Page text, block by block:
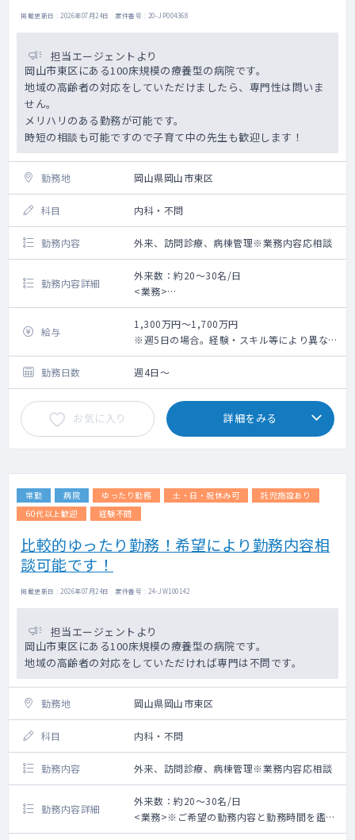
掲載更新日 : 2026年07月24日 案件番号 : 20-JP004368
担当エージェントより
岡山市東区にある100床規模の療養型の病院です。
地域の高齢者の対応をしていただけましたら、専門性は問いま
せん。
メリハリのある勤務が可能です。
時短の相談も可能ですので子育て中の先生も歓迎します！
勤務地 岡山県岡山市東区
科目 内科・不問
勤務内容 外来、訪問診療、病棟管理※業務内容応相談
勤務内容詳細
外来数：約20～30名/日
<業務>
■外来 ：担当コマ数 2コマ程度/週、外
来数 100人/日※週1コマでも相談可
■病棟 ：受け持ち患者数 40人程度（相
談により決定）
■訪問診療：ご希望いただける場合はご相談
の上お願いしたい意向です。
体制：看護師との2名体制（運転は看護師にお
任せいただくこともできます）
往診先：施設中心
往診先は病院を起点に車で5分～30分圏内の
☆訪問診療未経験の先生でもサポートいたし
■設備 ：CT室、心電図、内視鏡
給与
1,300万円～1,700万円
※週5日の場合。経験・スキル等により異なり
ます。（面接後に最終提示）
勤務日数
週4日～
お気に入り 詳細をみる
常勤 病院 ゆったり勤務 土・日・祝休み可
託児施設あり
60代以上歓迎
経験不問
比較的ゆったり勤務！希望により勤務内容相
談可能です！
掲載更新日 : 2026年07月24日 案件番号 : 24-JW100142
担当エージェントより
岡山市東区にある100床規模の療養型の病院です。
地域の高齢者の対応をしていただければ専門は不問です。
勤務地 岡山県岡山市東区
科目 内科・不問
勤務内容 外来、訪問診療、病棟管理※業務内容応相談
勤務内容詳細
外来数：約20～30名/日
<業務>※ご希望の勤務内容と勤務時間を鑑み
て調整いたします。